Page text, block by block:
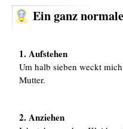
Ein ganz
1. Aufstehen
Um halb sieben weckt
Mutter.
2. Anziehen